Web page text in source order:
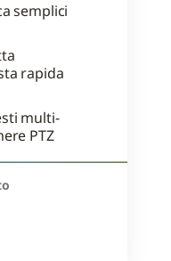
semplici
rapida
multi-
PTZ